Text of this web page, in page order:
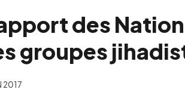
des
groupes
2017